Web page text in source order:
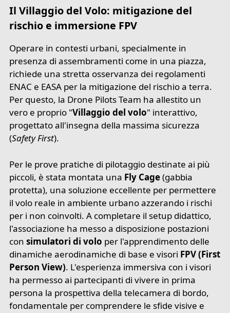
Il Villaggio del Volo: mitigazione del
rischio e immersione FPV
Operare in contesti urbani, specialmente in
presenza di assembramenti come in una piazza,
richiede una stretta osservanza dei regolamenti
ENAC e EASA per la mitigazione del rischio a terra.
Per questo, la Drone Pilots Team ha allestito un
vero e proprio "Villaggio del volo" interattivo,
progettato all'insegna della massima sicurezza
(Safety First).
Per le prove pratiche di pilotaggio destinate ai più
piccoli, è stata montata una Fly Cage(gabbia
protetta), una soluzione eccellente per permettere
il volo reale in ambiente urbano azzerando i rischi
per i non coinvolti. A completare il setup didattico,
l'associazione ha messo a disposizione postazioni
consimulatori di volo per l'apprendimento delle
dinamiche aerodinamiche di base e visori FPV (First
Person View). L'esperienza immersiva con i visori
ha permesso ai partecipanti di vivere in prima
persona la prospettiva della telecamera di bordo,
fondamentale per comprendere le sfide visive e